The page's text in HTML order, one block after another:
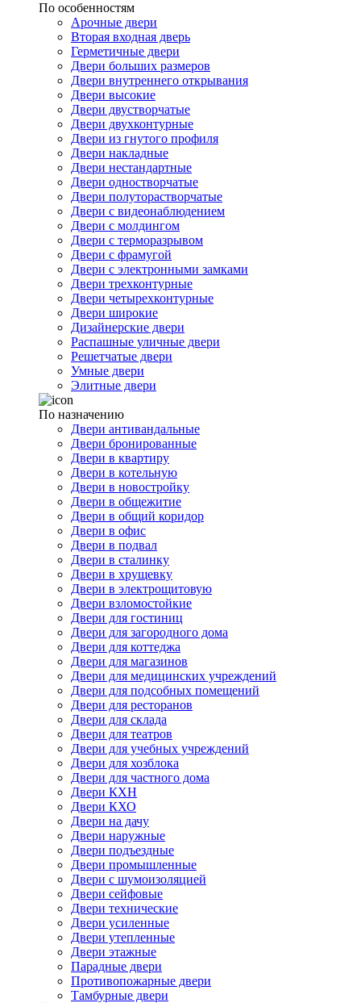
По особенностям
Арочные двери
Вторая входная дверь
Герметичные двери
Двери больших размеров
Двери внутреннего открывания
Двери высокие
Двери двустворчатые
Двери двухконтурные
Двери из гнутого профиля
Двери накладные
Двери нестандартные
Двери одностворчатые
Двери полуторастворчатые
Двери с видеонаблюдением
Двери с молдингом
Двери с терморазрывом
Двери с фрамугой
Двери с электронными замками
Двери трехконтурные
Двери четырехконтурные
Двери широкие
Дизайнерские двери
Распашные уличные двери
Решетчатые двери
Умные двери
Элитные двери
По назначению
Двери антивандальные
Двери бронированные
Двери в квартиру
Двери в котельную
Двери в новостройку
Двери в общежитие
Двери в общий коридор
Двери в офис
Двери в подвал
Двери в сталинку
Двери в хрущевку
Двери в электрощитовую
Двери взломостойкие
Двери для гостиниц
Двери для загородного дома
Двери для коттеджа
Двери для магазинов
Двери для медицинских учреждений
Двери для подсобных помещений
Двери для ресторанов
Двери для склада
Двери для театров
Двери для учебных учреждений
Двери для хозблока
Двери для частного дома
Двери КХН
Двери КХО
Двери на дачу
Двери наружные
Двери подъездные
Двери промышленные
Двери с шумоизоляцией
Двери сейфовые
Двери технические
Двери усиленные
Двери утепленные
Двери этажные
Парадные двери
Противопожарные двери
Тамбурные двери